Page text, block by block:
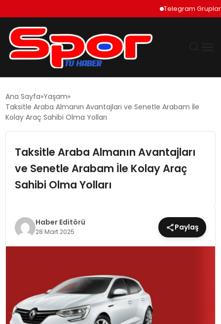
Telegram Grupları
DÜNYA
SIYASET
EĞITIM
MAGAZIN
YAŞAM
Ana Sayfa Yaşam
Taksitle Araba Almanın Avantajları ve Senetle Arabam İle
Kolay Araç Sahibi Olma Yolları
Taksitle Araba Almanın Avantajları
ve Senetle Arabam İle Kolay Araç
Sahibi Olma Yolları
Haber Editörü
28 Mart 2025 Paylaş